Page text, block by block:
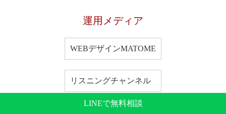
運用メディア
WEBデザインMATOME
リスニングチャンネル
LINEで無料相談